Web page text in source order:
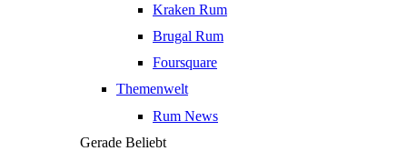
Kraken Rum
Brugal Rum
Foursquare
Themenwelt
Rum News
Gerade Beliebt